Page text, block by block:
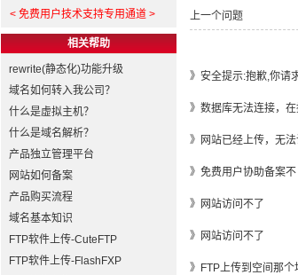
< 免费用户技术支持专用通道 >
相关帮助
rewrite(静态化)功能升级
域名如何转入我公司？
什么是虚拟主机？
什么是域名解析？
产品独立管理平台
网站如何备案
产品购买流程
域名基本知识
FTP软件上传-CuteFTP
FTP软件上传-FlashFXP
上一个问题
》 安全提示:抱歉,你请
》 数据库无法连接，
》 网站已经上传，无法
》 免费用户协助备案不
》 网站访问不了
》 网站访问不了
》 FTP上传到空间那个